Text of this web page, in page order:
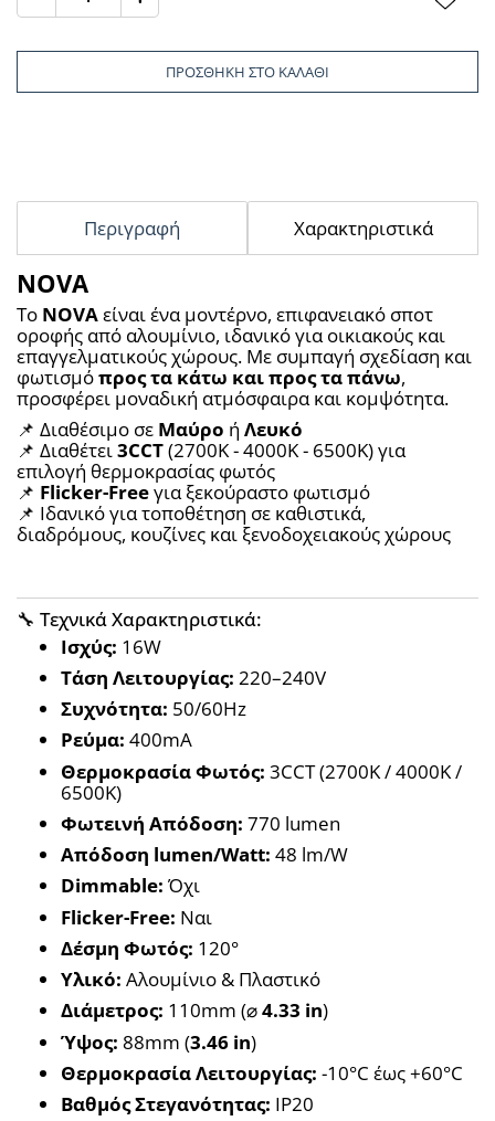
Ποσότητα
ΠΡΟΣΘΗΚΗ ΣΤΟ ΚΑΛΑΘΙ
Περιγραφή Χαρακτηριστικά
NOVA
Το NOVA είναι ένα μοντέρνο, επιφανειακό σποτ
οροφής από αλουμίνιο, ιδανικό για οικιακούς και
επαγγελματικούς χώρους. Με συμπαγή σχεδίαση και
φωτισμό προς τα κάτω και προς τα πάνω,
προσφέρει μοναδική ατμόσφαιρα και κομψότητα.
📌 Διαθέσιμο σε Μαύρο ή Λευκό
📌 Διαθέτει 3CCT (2700K - 4000K - 6500K) για
επιλογή θερμοκρασίας φωτός
📌 Flicker-Free για ξεκούραστο φωτισμό
📌 Ιδανικό για τοποθέτηση σε καθιστικά,
διαδρόμους, κουζίνες και ξενοδοχειακούς χώρους
🔧 Τεχνικά Χαρακτηριστικά:
Ισχύς: 16W
Τάση Λειτουργίας: 220–240V
Συχνότητα: 50/60Hz
Ρεύμα: 400mA
Θερμοκρασία Φωτός: 3CCT (2700K / 4000K /
6500K)
Φωτεινή Απόδοση: 770 lumen
Απόδοση lumen/Watt: 48 lm/W
Dimmable: Όχι
Flicker-Free: Ναι
Δέσμη Φωτός: 120°
Υλικό: Αλουμίνιο & Πλαστικό
Διάμετρος: 110mm (⌀ 4.33 in)
Ύψος: 88mm (3.46 in)
Θερμοκρασία Λειτουργίας: -10°C έως +60°C
Βαθμός Στεγανότητας: IP20